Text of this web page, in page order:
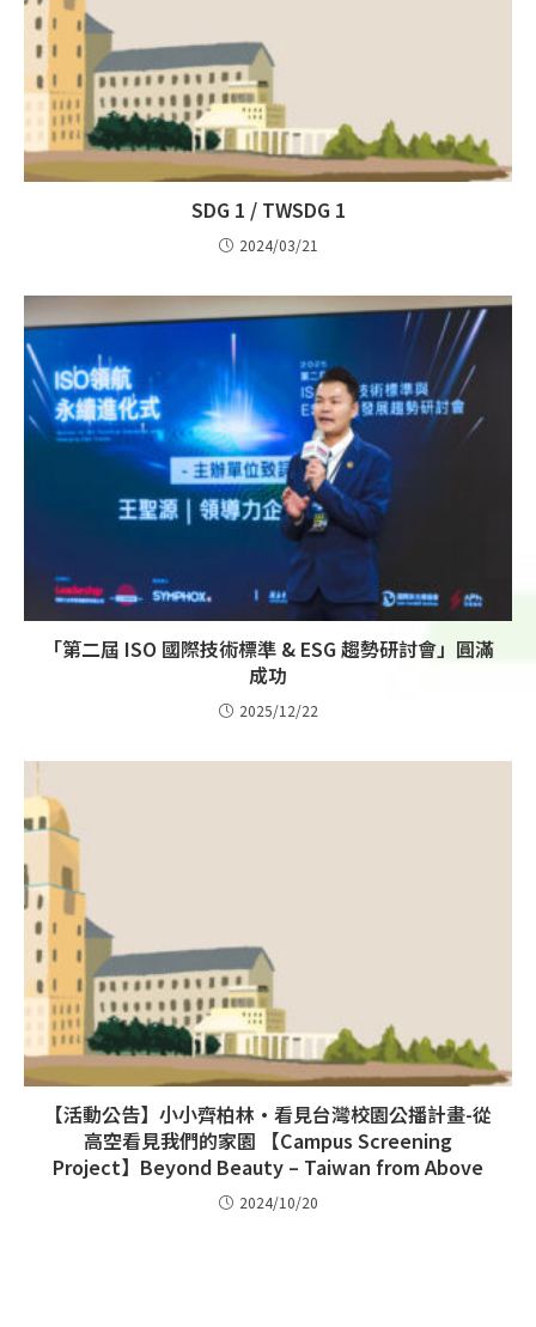
SDG 1 / TWSDG 1
2024/03/21
「第二屆 ISO 國際技術標準 & ESG 趨勢研討會」圓滿
成功
2025/12/22
【活動公告】小小齊柏林·看見台灣校園公播計畫-從
高空看見我們的家園 【Campus Screening
Project】Beyond Beauty – Taiwan from Above
2024/10/20